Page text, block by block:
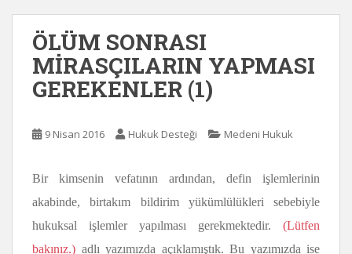
ÖLÜM SONRASI
MİRASÇILARIN YAPMASI
GEREKENLER (1)
9 Nisan 2016 Hukuk Desteği Medeni Hukuk
Bir kimsenin vefatının ardından, defin işlemlerinin
akabinde, birtakım bildirim yükümlülükleri sebebiyle
hukuksal işlemler yapılması gerekmektedir. (Lütfen
bakınız.) adlı yazımızda açıklamıştık. Bu yazımızda ise